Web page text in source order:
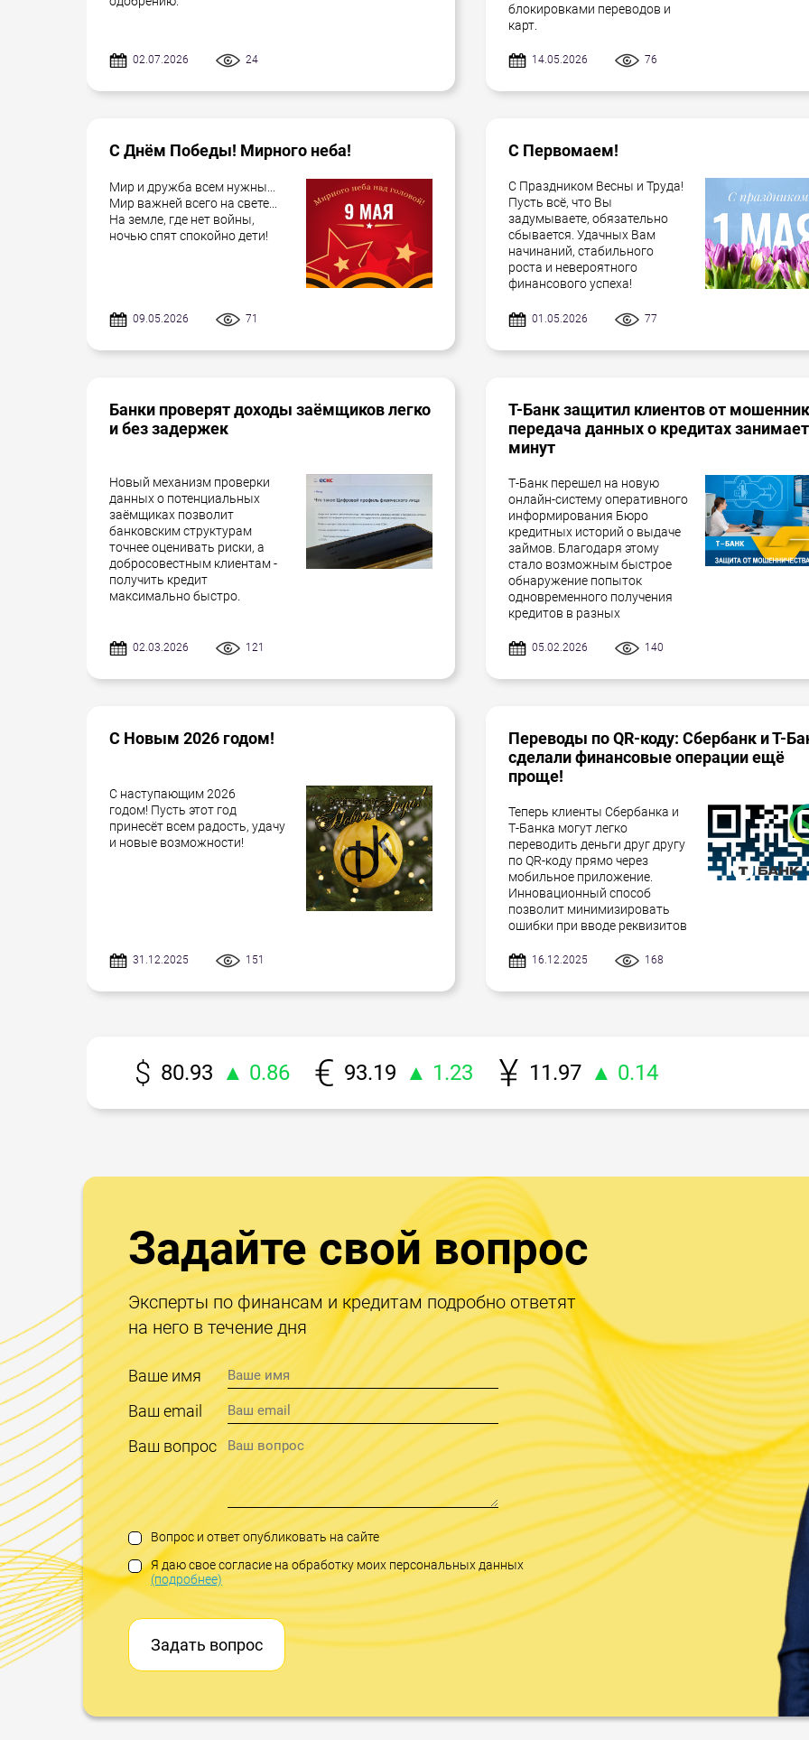
02.07.2026 24
блокировками переводов и
карт.
14.05.2026 76
С Днём Победы! Мирного неба!
Мир и дружба всем нужны...
Мир важней всего на свете...
На земле, где нет войны,
ночью спят спокойно дети!
09.05.2026 71
С Первомаем!
С Праздником Весны и Труда!
Пусть всё, что Вы
задумываете, обязательно
сбывается. Удачных Вам
начинаний, стабильного
роста и невероятного
финансового успеха!
01.05.2026 77
Банки проверят доходы заёмщиков легко
и без задержек
Новый механизм проверки
данных о потенциальных
заёмщиках позволит
банковским структурам
точнее оценивать риски, а
добросовестным клиентам -
получить кредит
максимально быстро.
02.03.2026 121
Т-Банк защитил клиентов от
передача данных о кредитах
минут
Т-Банк перешел на новую
онлайн-систему оперативного
информирования Бюро
кредитных историй о выдаче
займов. Благодаря этому
стало возможным быстрое
обнаружение попыток
одновременного получения
кредитов в разных
05.02.2026 140
С Новым 2026 годом!
С наступающим 2026
годом! Пусть этот год
принесёт всем радость, удачу
и новые возможности!
31.12.2025 151
Переводы по QR-коду: Сбербанк и Т-
сделали финансовые операции ещё
проще!
Теперь клиенты Сбербанка и
Т-Банка могут легко
переводить деньги друг другу
по QR-коду прямо через
мобильное приложение.
Инновационный способ
позволит минимизировать
ошибки при вводе реквизитов
16.12.2025 168
80.93 ▲ 0.86 93.19 ▲ 1.23 11.97 ▲ 0.14
Задайте свой вопрос
Эксперты по финансам и кредитам подробно ответят
на него в течение дня
Ваше имя
Ваш email
Ваш вопрос
Вопрос и ответ опубликовать на сайте
Я даю свое согласие на обработку моих персональных данных
(подробнее)
Задать вопрос